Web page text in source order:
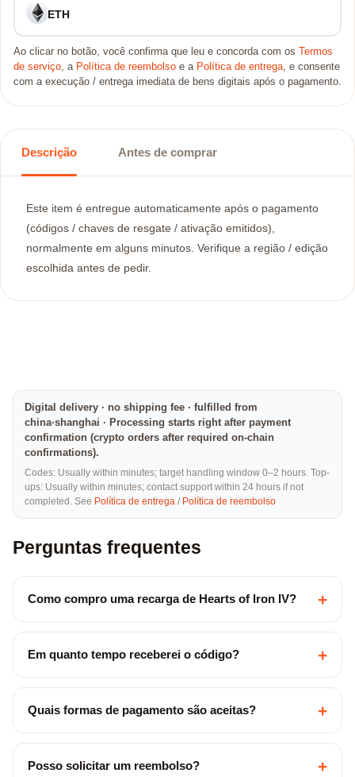
ETH
Ao clicar no botão, você confirma que leu e concorda com os
Termos
de serviço, a Política de reembolso e a Política de entrega, e consente
com a execução / entrega imediata de bens digitais após o pagamento.
Descrição Antes de comprar
Este item é entregue automaticamente após o pagamento
(códigos / chaves de resgate / ativação emitidos),
normalmente em alguns minutos. Verifique a região / edição
escolhida antes de pedir.
Digital delivery · no shipping fee · fulfilled from
china·shanghai · Processing starts right after payment
confirmation (crypto orders after required on-chain
confirmations).
Codes: Usually within minutes; target handling window 0–2 hours. Top-
ups: Usually within minutes; contact support within 24 hours if not
completed. See Política de entrega / Política de reembolso
Perguntas frequentes
Como compro uma recarga de Hearts of Iron IV? +
Em quanto tempo receberei o código? +
Quais formas de pagamento são aceitas? +
Posso solicitar um reembolso? +